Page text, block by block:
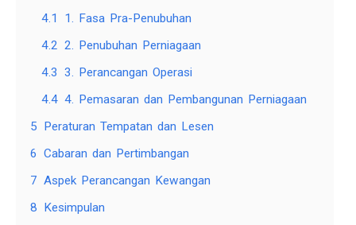
4.1
1. Fasa Pra-Penubuhan
4.2 2. Penubuhan Perniagaan
4.3 3. Perancangan Operasi
4.4 4. Pemasaran dan Pembangunan Perniagaan
5
Peraturan Tempatan dan Lesen
6 Cabaran dan Pertimbangan
7 Aspek Perancangan Kewangan
8
Kesimpulan